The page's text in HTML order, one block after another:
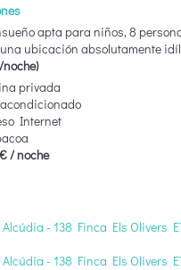
apta para niños, 8
ubicación absolutamente
privada
Internet
/ noche